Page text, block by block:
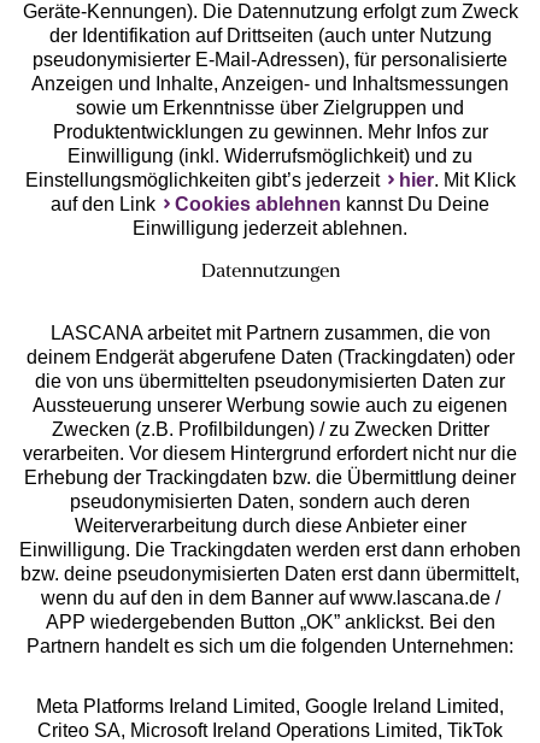
Unsere Apps
Services
Beratung
Über uns
Rechtliches
Alle Preise inkl. MwSt., zzgl.
Versandkosten
Geräte-Kennungen). Die Datennutzung erfolgt zum Zweck
der Identifikation auf Drittseiten (auch unter Nutzung
pseudonymisierter E-Mail-Adressen), für personalisierte
Anzeigen und Inhalte, Anzeigen- und Inhaltsmessungen
sowie um Erkenntnisse über Zielgruppen und
Produktentwicklungen zu gewinnen. Mehr Infos zur
Einwilligung (inkl. Widerrufsmöglichkeit) und zu
Einstellungsmöglichkeiten gibt’s jederzeit
hier. Mit Klick
auf den Link
Cookies ablehnen kannst Du Deine
Einwilligung jederzeit ablehnen.
Datennutzungen
LASCANA arbeitet mit Partnern zusammen, die von
deinem Endgerät abgerufene Daten (Trackingdaten) oder
die von uns übermittelten pseudonymisierten Daten zur
Aussteuerung unserer Werbung sowie auch zu eigenen
Zwecken (z.B. Profilbildungen) / zu Zwecken Dritter
verarbeiten. Vor diesem Hintergrund erfordert nicht nur die
Erhebung der Trackingdaten bzw. die Übermittlung deiner
pseudonymisierten Daten, sondern auch deren
Weiterverarbeitung durch diese Anbieter einer
Einwilligung. Die Trackingdaten werden erst dann erhoben
bzw. deine pseudonymisierten Daten erst dann übermittelt,
wenn du auf den in dem Banner auf www.lascana.de /
APP wiedergebenden Button „OK” anklickst. Bei den
Partnern handelt es sich um die folgenden Unternehmen:
Meta Platforms Ireland Limited, Google Ireland Limited,
Criteo SA, Microsoft Ireland Operations Limited, TikTok